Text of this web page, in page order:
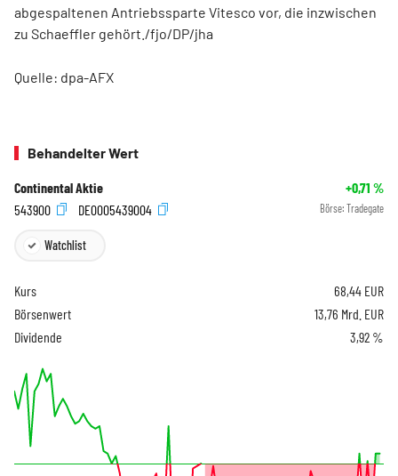
abgespaltenen Antriebssparte Vitesco vor, die inzwischen
zu Schaeffler gehört./fjo/DP/jha
Quelle: dpa-AFX
Behandelter Wert
Continental Aktie +0,71 %
543900
DE0005439004 Börse: Tradegate
Watchlist
Kurs 68,44 EUR
Börsenwert
13,76 Mrd. EUR
Dividende
3,92 %